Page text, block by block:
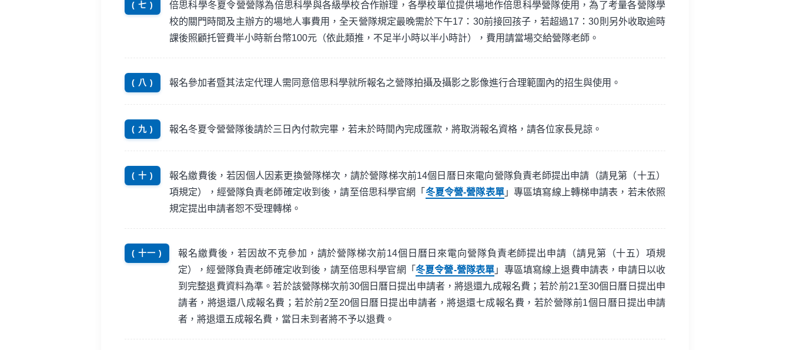
( 七 )
倍思科學冬夏令營營隊為倍思科學與各級學校合作辦理，各學校單位提供場地作倍思科學營隊使用，為了考量各營隊學
校的關門時間及主辦方的場地人事費用，全天營隊規定最晚需於下午17：30前接回孩子，若超過17：30則另外收取逾時
課後照顧托管費半小時新台幣100元（依此類推，不足半小時以半小時計），費用請當場交給營隊老師。
( 八 ) 報名參加者暨其法定代理人需同意倍思科學就所報名之營隊拍攝及攝影之影像進行合理範圍內的招生與使用。
( 九 ) 報名冬夏令營營隊後請於三日內付款完畢，若未於時間內完成匯款，將取消報名資格，請各位家長見諒。
( 十 )
報名繳費後，若因個人因素更換營隊梯次，請於營隊梯次前14個日曆日來電向營隊負責老師提出申請（請見第（十五）
項規定），經營隊負責老師確定收到後，請至倍思科學官網「冬夏令營-營隊表單」專區填寫線上轉梯申請表，若未依照
規定提出申請者恕不受理轉梯。
( 十一 )
報名繳費後，若因故不克參加，請於營隊梯次前14個日曆日來電向營隊負責老師提出申請（請見第（十五）項規
定），經營隊負責老師確定收到後，請至倍思科學官網「冬夏令營-營隊表單 」專區填寫線上退費申請表，申請日以收
到完整退費資料為準。若於該營隊梯次前30個日曆日提出申請者，將退還九成報名費；若於前21至30個日曆日提出申
請者，將退還八成報名費；若於前2至20個日曆日提出申請者，將退還七成報名費，若於營隊前1個日曆日提出申請
者，將退還五成報名費，當日未到者將不予以退費。